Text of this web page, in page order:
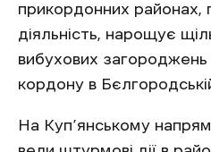
прикордонних районах,
діяльність, нарощує
вибухових
кордону в
На Куп’янському